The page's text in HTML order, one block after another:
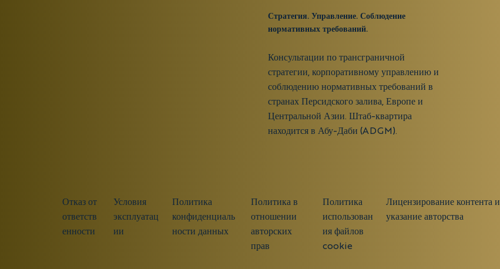
Стратегия. Управление. Соблюдение
нормативных требований.
Консультации по трансграничной
стратегии, корпоративному управлению и
соблюдению нормативных требований в
странах Персидского залива, Европе и
Центральной Азии. Штаб-квартира
находится в Абу-Даби (ADGM).
Отказ от
ответств
енности
Условия
эксплуатац
ии
Политика
конфиденциаль
ности данных
Политика в
отношении
авторских
прав
Политика
использован
ия файлов
cookie
Лицензирование контента и
указание авторства